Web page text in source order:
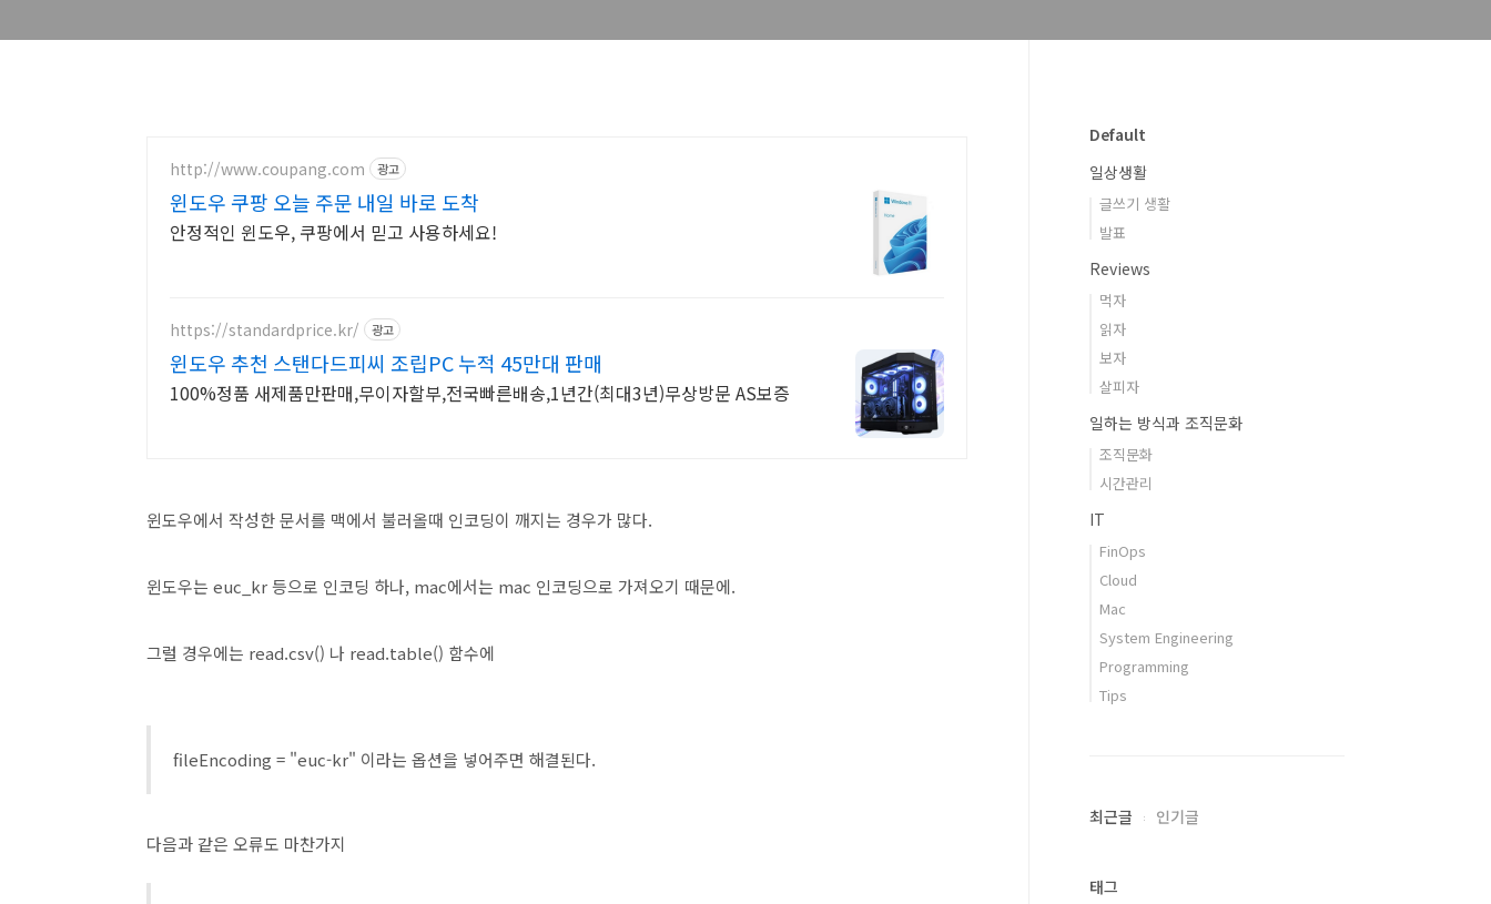
http://www.coupang.com 광고
윈도우 쿠팡 오늘 주문 내일 바로 도착
안정적인 윈도우, 쿠팡에서 믿고 사용하세요!
https://standardprice.kr/ 광고
윈도우 추천 스탠다드피씨 조립PC 누적 45만대 판매
100%정품 새제품만판매,무이자할부,전국빠른배송,1년간(최대3년)무상방문 AS보증
윈도우에서 작성한 문서를 맥에서 불러올때 인코딩이 깨지는 경우가 많다.
윈도우는 euc_kr 등으로 인코딩 하나, mac에서는 mac 인코딩으로 가져오기 때문에.
그럴 경우에는 read.csv() 나 read.table() 함수에
fileEncoding = "euc-kr" 이라는 옵션을 넣어주면 해결된다.
다음과 같은 오류도 마찬가지
Default
일상생활
글쓰기 생활
발표
Reviews
먹자
읽자
보자
살피자
일하는 방식과 조직문화
조직문화
시간관리
IT
FinOps
Cloud
Mac
System Engineering
Programming
Tips
최근글 인기글
태그